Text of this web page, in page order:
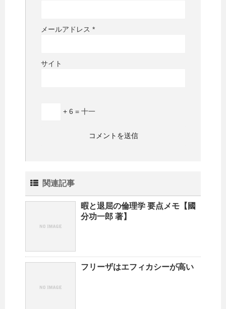
メールアドレス *
サイト
+ 6 = 十一
関連記事
暇と退屈の倫理学 要点メモ【國
分功一郎 著】
フリーザはエフィカシーが高い